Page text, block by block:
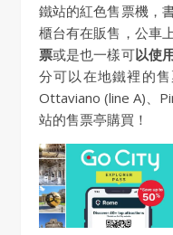
鐵站的紅色售票機，
櫃台有在販售，公車
票或是也一樣可以使
分可以在地鐵裡的售
Ottaviano (line A)、
站的售票亭購買！